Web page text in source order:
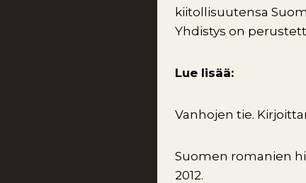
kiitollisuutensa
Yhdistys on
Lue lisää:
Vanhojen tie.
Suomen romanien
2012.